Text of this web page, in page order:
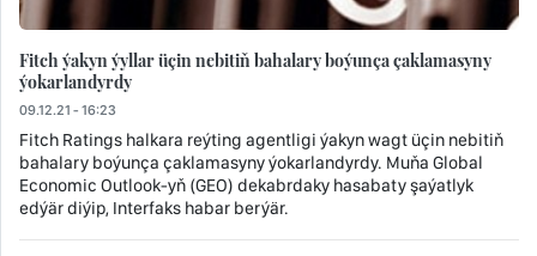
Fitch ýakyn ýyllar üçin nebitiň bahalary boýunça çaklamasyny
ýokarlandyrdy
09.12.21 - 16:23
Fitch Ratings halkara reýting agentligi ýakyn wagt üçin nebitiň
bahalary boýunça çaklamasyny ýokarlandyrdy. Muňa Global
Economic Outlook-yň (GEO) dekabrdaky hasabaty şaýatlyk
edýär diýip, Interfaks habar berýär.